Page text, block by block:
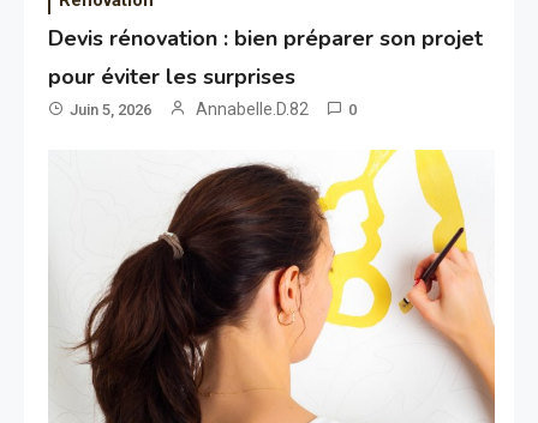
Devis rénovation : bien préparer son projet
pour éviter les surprises
Juin 5, 2026 Annabelle.D.82 0